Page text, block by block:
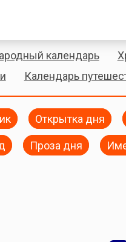
календарь
Календарь
Открытка дня
Проза дня